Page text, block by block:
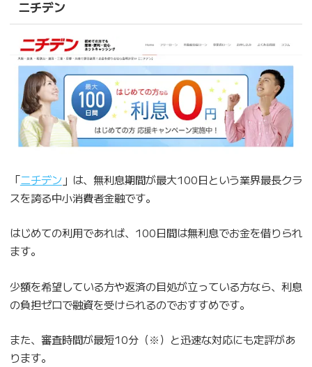
ニチデン
「ニチデン 」は、無利息期間が最大100日という業界最長クラ
スを誇る中小消費者金融です。
はじめての利用であれば、100日間は無利息でお金を借りられ
ます。
少額を希望している方や返済の目処が立っている方なら、利息
の負担ゼロで融資を受けられるのでおすすめです。
また、審査時間が最短10分（※）と迅速な対応にも定評があ
ります。